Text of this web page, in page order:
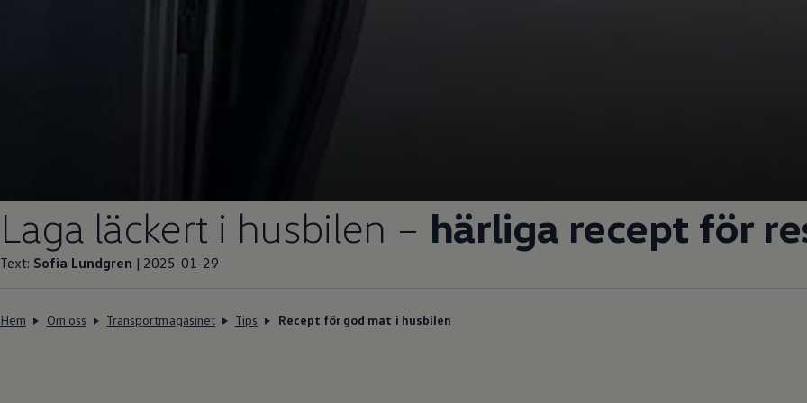
Laga läckert i husbilen – härliga recept för
Text: Sofia Lundgren | 2025-01-29
Hem Om oss Transportmagasinet Tips Recept för god mat i husbilen